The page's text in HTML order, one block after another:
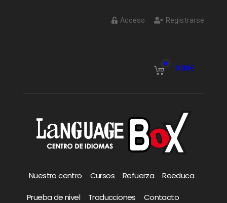
Acceso Registrarse
0
0.00€
Nuestro centro Cursos Refuerza Reeduca
Prueba de nivel Traducciones Contacto